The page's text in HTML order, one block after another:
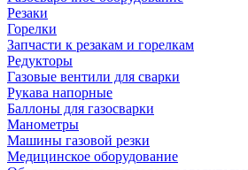
Резаки
Горелки
Запчасти к резакам и горелкам
Редукторы
Газовые вентили для сварки
Рукава напорные
Баллоны для газосварки
Манометры
Машины газовой резки
Медицинское оборудование